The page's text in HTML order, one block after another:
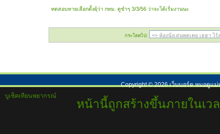
ทดสอบทายเลือกตั้งผุ้ว่า กทม. ดูขำๆ 3/3/56 ว่าจะได้เริ่มงานนะ
กระโดดไป:
Copyright ©2026เว็บบอร์ด หมอดูแม่
บูเช็คเทียนพยากรณ์
หน้านี้ถูกสร้างขึ้นภายในเว